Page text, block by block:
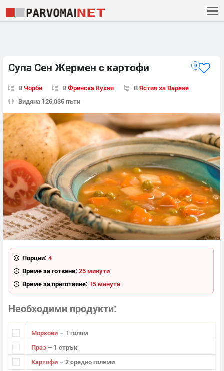
Супа Сен Жермен с картофи 0
ВЧорби ВФренска Кухня ВЯстия за Варене
Видяна 126,035 пъти
Порции: 4
Време за готвене: 25 минути
Време за приготвяне: 15 минути
Необходими продукти
Моркови – 1 голям
Праз – 1 стрък
Картофи – 2 средно големи